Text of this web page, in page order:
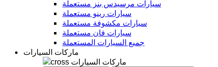
سيارات مرسيدس بنز مستعملة
سيارات رينو مستعملة
سيارات مكشوفة مستعملة
سيارات فان مستعملة
جميع السيارات المستعملة
ماركات السيارات
ماركات السيارات